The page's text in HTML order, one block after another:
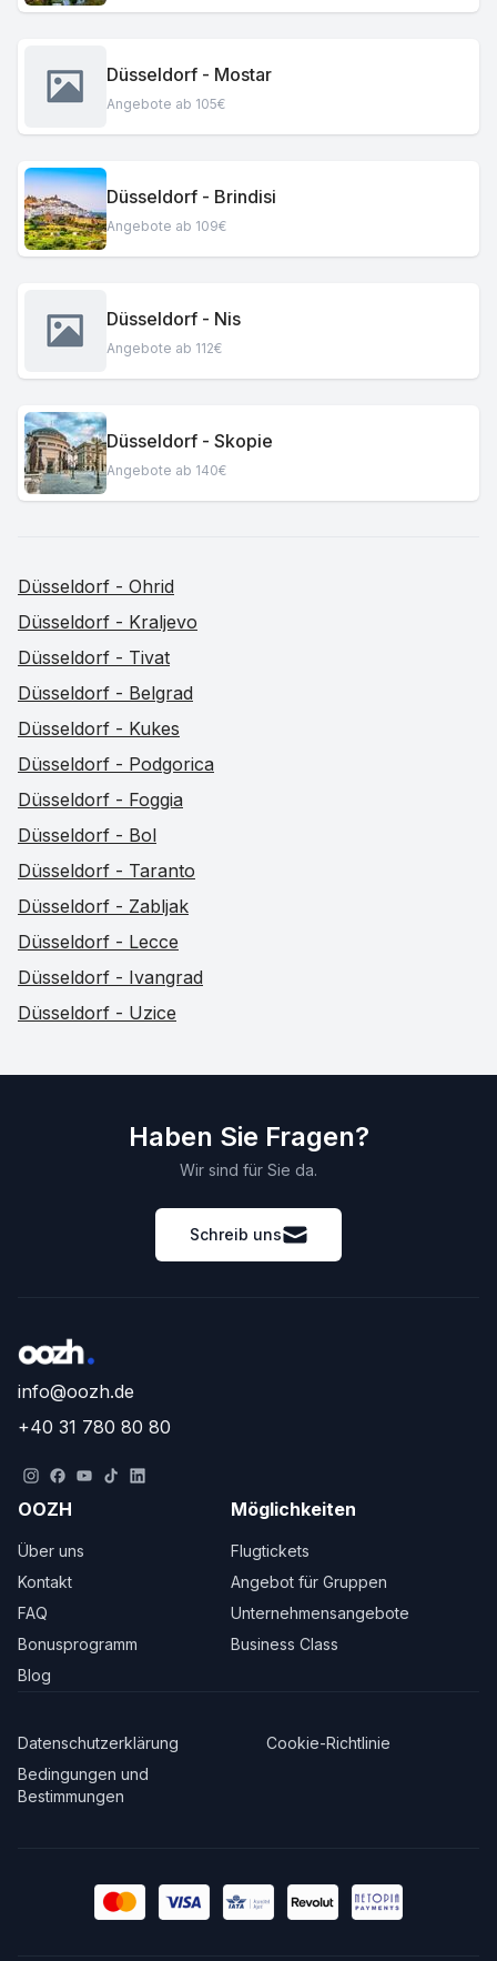
Düsseldorf - Mostar
Angebote ab 105€
Düsseldorf - Brindisi
Angebote ab 109€
Düsseldorf - Nis
Angebote ab 112€
Düsseldorf - Skopie
Angebote ab 140€
Düsseldorf - Ohrid
Düsseldorf - Kraljevo
Düsseldorf - Tivat
Düsseldorf - Belgrad
Düsseldorf - Kukes
Düsseldorf - Podgorica
Düsseldorf - Foggia
Düsseldorf - Bol
Düsseldorf - Taranto
Düsseldorf - Zabljak
Düsseldorf - Lecce
Düsseldorf - Ivangrad
Düsseldorf - Uzice
Haben Sie Fragen?
Wir sind für Sie da.
Schreib uns
info@oozh.de
+40 31 780 80 80
OOZH
Über uns
Kontakt
FAQ
Bonusprogramm
Blog
Möglichkeiten
Flugtickets
Angebot für Gruppen
Unternehmensangebote
Business Class
Datenschutzerklärung
Cookie-Richtlinie
Bedingungen und
Bestimmungen